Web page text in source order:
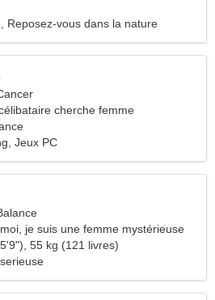
Reposez-vous dans la nature
cherche femme
Jeux PC
je suis une femme mystérieuse
55 kg (121 livres)